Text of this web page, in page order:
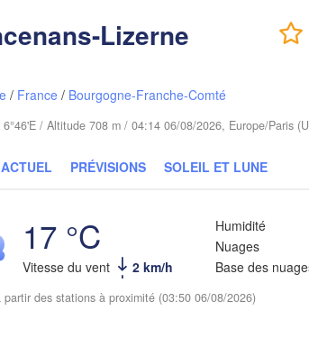
Connexion Premium
Lizerne
/ France / Bourgogne-Franche-Comté
6°46'E / Altitude 708 m / 04:14 06/08/2026, Europe/Paris
PRÉVISIONS SOLEIL ET LUNE
17 °C
Vitesse du vent 2 km/h
Humidité
Nuages
Base des
partir des stations à proximité (03:50 06/08/2026)
Warszawa
Łódź
Poznań
Rzeszów
POLOGNE